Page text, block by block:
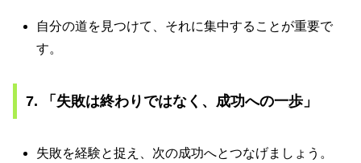
自分の道を見つけて、それに集中することが重要で
す。
7. 「失敗は終わりではなく、成功への一歩」
失敗を経験と捉え、次の成功へとつなげましょう。